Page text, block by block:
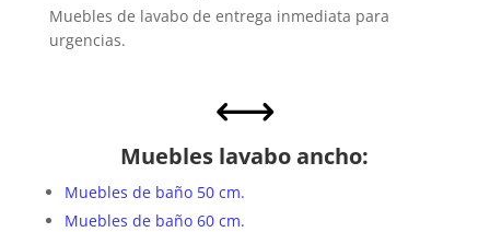
Muebles de lavabo de entrega inmediata para
urgencias.
,
Muebles lavabo ancho:
Muebles de baño 50 cm.
Muebles de baño 60 cm.